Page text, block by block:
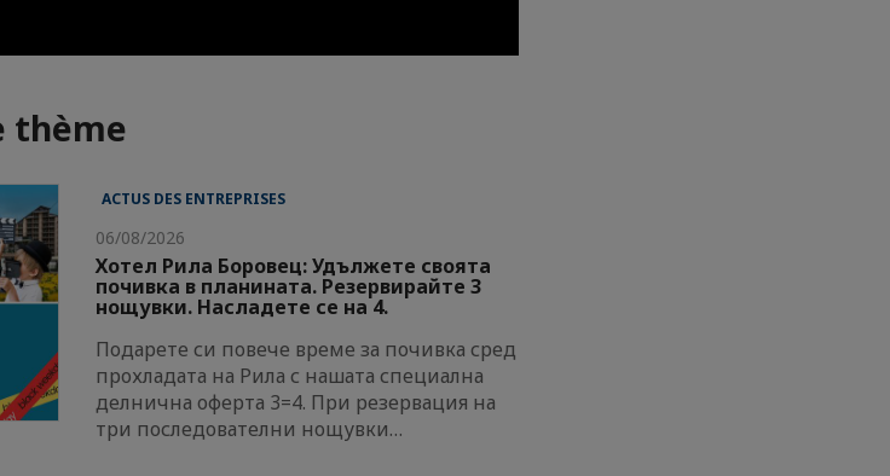
thème
ACTUS DES ENTREPRISES
06/08/2026
Хотел Рила Боровец: Удължете своята
почивка в планината. Резервирайте 3
нощувки. Насладете се на 4.
Подарете си повече време за почивка сред
прохладата на Рила с нашата специална
делнична оферта 3=4. При резервация на
три последователни нощувки…